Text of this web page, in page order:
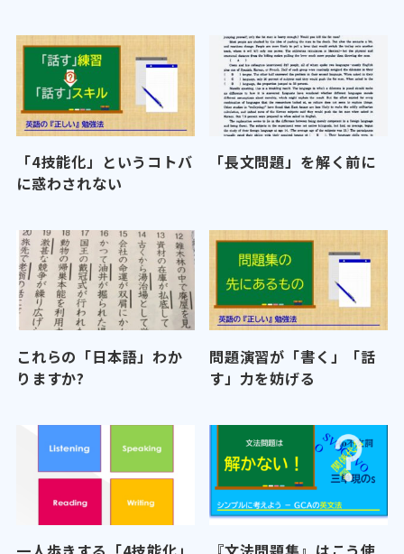
「4技能化」というコトバ
に惑わされない
「長文問題」を解く前に
これらの「日本語」わか
りますか?
問題演習が「書く」「話
す」力を妨げる